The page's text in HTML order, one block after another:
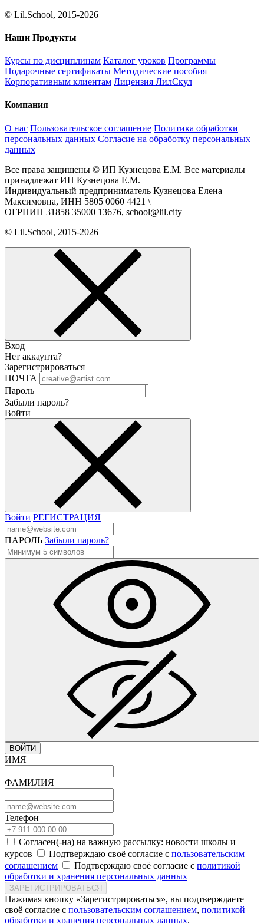
© Lil.School, 2015‐2026
Наши Продукты
Курсы по дисциплинам Каталог уроков Программы
Подарочные сертификаты Методические пособия
Корпоративным клиентам Лицензия ЛилСкул
Компания
О нас Пользовательское соглашение Политика обработки
персональных данных Согласие на обработку персональных
данных
Все права защищены © ИП Кузнецова Е.М. Все материалы
принадлежат ИП Кузнецова Е.М.
Индивидуальный предприниматель Кузнецова Елена
Максимовна, ИНН 5805 0060 4421 \
ОГРНИП 31858 35000 13676, school@lil.city
© Lil.School, 2015‐2026
Вход
Нет аккаунта?
Зарегистрироваться
ПОЧТА
Пароль
Забыли пароль?
Войти
Войти РЕГИСТРАЦИЯ
ПАРОЛЬ Забыли пароль?
ВОЙТИ
ИМЯ
ФАМИЛИЯ
Телефон
Согласен(-на) на важную рассылку: новости школы и
курсов
Подтверждаю своё согласие с пользовательским
соглашением
Подтверждаю своё согласие с политикой
обработки и хранения персональных данных
ЗАРЕГИСТРИРОВАТЬСЯ
Нажимая кнопку «Зарегистрироваться», вы подтверждаете
своё согласие с пользовательским соглашением, политикой
обработки и хранения персональных данных.